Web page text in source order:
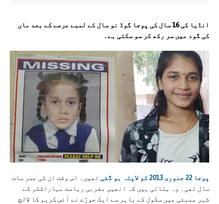
انڈيا کی
16 سال کی پوجا گوڈ نو سال کے لمبے عرصے کے بعد ماں
کی گود میں سر رکھ کر سو سکتی ہے۔
پوجا 22 جنوری 2013 کو لاپتہ ہو گئی
تھیں۔ اس وقت ان کی عمر سات
سال تھی۔ وہ بتاتی ہیں کہ انھیں مغربی ریاست مہاراشٹر کے
شہر ممبئی میں سکول کے باہر سے ایک جوڑے نے آئس کریم کا لالچ